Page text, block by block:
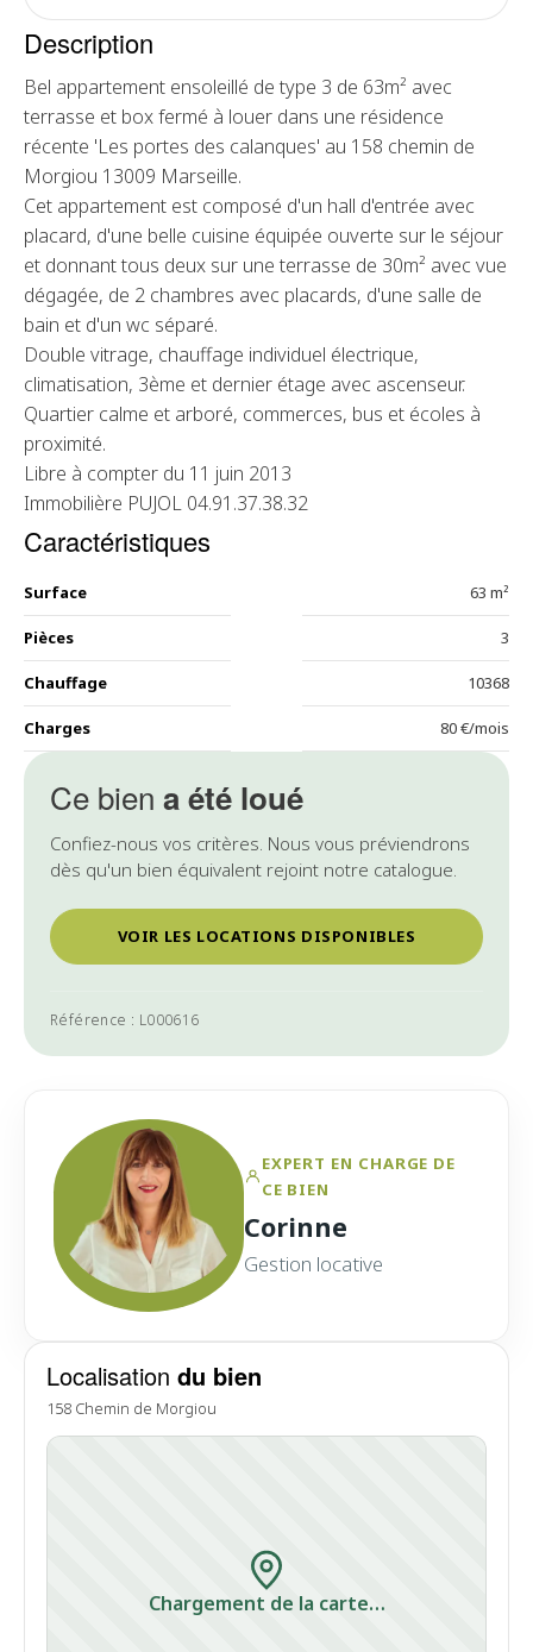
Ce bien a été loué
Confiez-nous vos critères. Nous vous préviendrons
dès qu'un bien équivalent rejoint notre catalogue.
VOIR LES LOCATIONS DISPONIBLES
Référence : L000616
Localisation du bien
158 Chemin de Morgiou
Chargement de la carte…
Description
Bel appartement ensoleillé de type 3 de 63m² avec
terrasse et box fermé à louer dans une résidence
récente 'Les portes des calanques' au 158 chemin de
Morgiou 13009 Marseille.
Cet appartement est composé d'un hall d'entrée avec
placard, d'une belle cuisine équipée ouverte sur le séjour
et donnant tous deux sur une terrasse de 30m² avec vue
dégagée, de 2 chambres avec placards, d'une salle de
bain et d'un wc séparé.
Double vitrage, chauffage individuel électrique,
climatisation, 3ème et dernier étage avec ascenseur.
Quartier calme et arboré, commerces, bus et écoles à
proximité.
Libre à compter du 11 juin 2013
Immobilière PUJOL 04.91.37.38.32
Caractéristiques
Surface 63 m²
Pièces 3
Chauffage 10368
Charges 80 €/mois
EXPERT EN CHARGE DE
CE BIEN
Corinne
Gestion locative